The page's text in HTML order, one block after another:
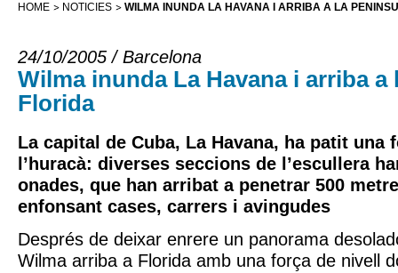
HOME NOTÍCIES WILMA INUNDA LA HAVANA I ARRIBA A LA
24/10/2005 / Barcelona
Wilma inunda La Havana i arriba a
Florida
La capital de Cuba, La Havana, ha patit una
l’huracà: diverses seccions de l’escullera
onades, que han arribat a penetrar 500
enfonsant cases, carrers i avingudes
Després de deixar enrere un panorama
Wilma arriba a Florida amb una força de nivell